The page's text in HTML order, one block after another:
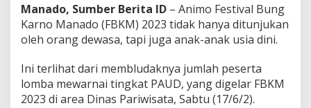
i
F
B
M
2
0
2
Manado, Sumber Berita ID – Animo Festival Bung
Karno Manado (FBKM) 2023 tidak hanya ditunjukan
oleh orang dewasa, tapi juga anak-anak usia dini.
Ini terlihat dari membludaknya jumlah peserta
lomba mewarnai tingkat PAUD, yang digelar FBKM
2023 di area Dinas Pariwisata, Sabtu (17/6/2).